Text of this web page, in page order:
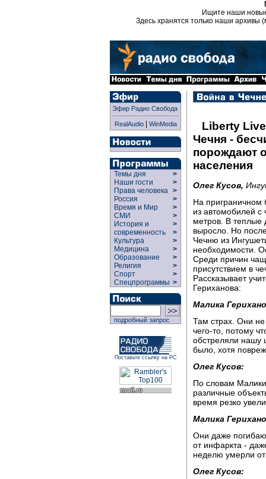
Ищите наши
Здесь хранятся только наши архивы
Эфир Радио Свобода
RealAudio| WinMedia
Темы дня
>
Наши гости
>
Права человека >
Россия
>
Время и Мир
>
СМИ
>
История и
современность
>
>
Культура
>
Медицина
>
Образование
>
Религия
>
Спорт
>
Спецпрограммы >
подробный запрос
Поставьте ссылку на РС
Liberty
Чечня -
порождают
населения
Олег Кусов,
На приграничном
из автомобилей с
метров. В теплые
выросло. Но
Чечню из
необходимости.
Среди причин
присутствием в
Рассказывает
Гериханова:
Малика
Там страх. Они
чего-то, потому
обстреляли нашу
было, хотя
Олег Кусов:
По словам
различные
время резко
Малика
Они даже
от инфаркта -
неделю умерли
Олег Кусов: